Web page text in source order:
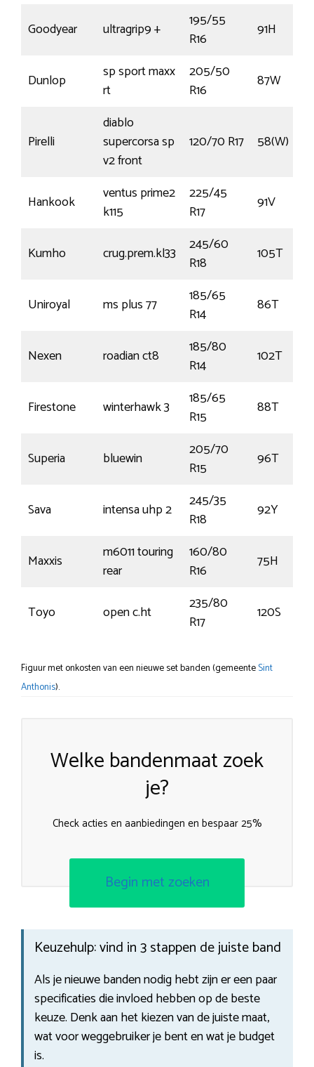
Goodyear
ultragrip9 +
195/55
R16
91H
Dunlop
sp sport maxx
rt
205/50
R16
87W
Pirelli
diablo
supercorsa sp
v2 front
120/70 R17 58(W)
Hankook
ventus prime2
k115
225/45
R17
91V
Kumho crug.prem.kl33
245/60
R18
105T
Uniroyal ms plus 77
185/65
R14
86T
Nexen roadian ct8
185/80
R14
102T
Firestone winterhawk 3
185/65
R15
88T
Superia bluewin
205/70
R15
96T
Sava intensa uhp 2
245/35
R18
92Y
Maxxis
m6011 touring
rear
160/80
R16
75H
Toyo open c.ht
235/80
R17
120S
Figuur met onkosten van een nieuwe set banden (gemeenteSint
Anthonis).
Welke bandenmaat zoek
je?
Check acties en aanbiedingen en bespaar 25%
Begin met zoeken
Keuzehulp: vind in 3 stappen de juiste band
Als je nieuwe banden nodig hebt zijn er een paar
specificaties die invloed hebben op de beste
keuze. Denk aan het kiezen van de juiste maat,
wat voor weggebruiker je bent en wat je budget
is.